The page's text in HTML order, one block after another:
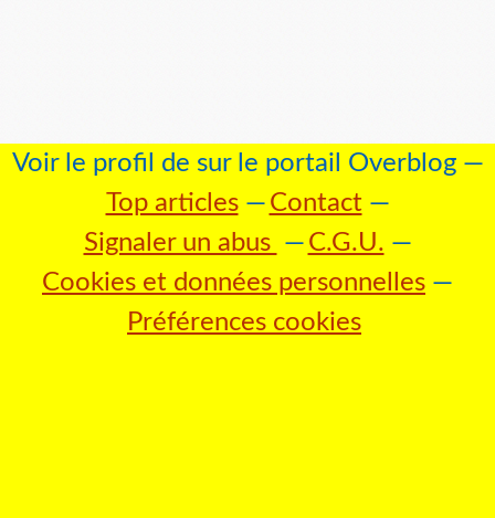
Voir le profil de sur le portail Overblog
Top articles
Contact
Signaler un abus
C.G.U.
Cookies et données personnelles
Préférences cookies